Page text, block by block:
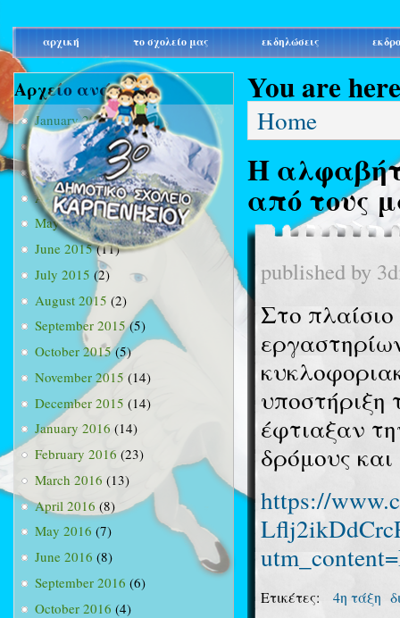
main_menu
αρχική το σχολείο μας εκδηλώσεις
Αρχείο ανά μήνα
January 2015(3)
February 2015(9)
March 2015(34)
April 2015(15)
May 2015(13)
June 2015(11)
July 2015 (2)
August 2015 (2)
September 2015(5)
October 2015(5)
November 2015 (14)
December 2015 (14)
January 2016 (14)
February 2016 (23)
March 2016 (13)
April 2016 (8)
May 2016 (7)
June 2016 (8)
September 2016 (6)
October 2016 (4)
You are here
Home
Η
από τους
published by
Στο
υποστήριξη
έφτιαξαν
δρόμους
https://
Ετικέτες: 4η τάξη